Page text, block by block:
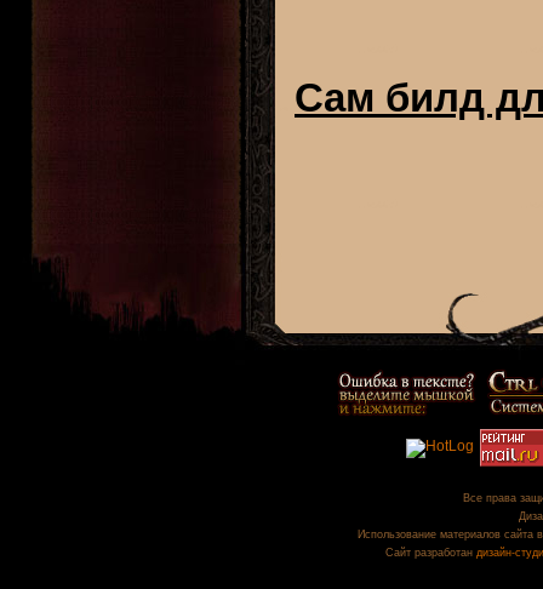
Сам билд
Все права
Использование материалов сайта
Сайт разработан дизайн-